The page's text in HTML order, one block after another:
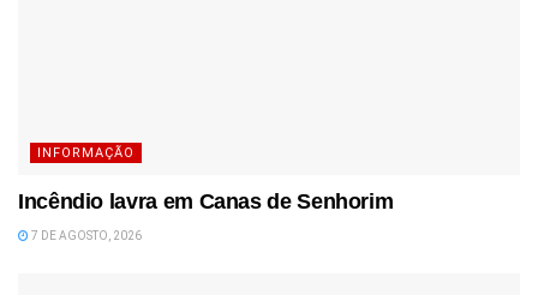
INFORMAÇÃO
Incêndio lavra em Canas de Senhorim
7 DE AGOSTO, 2026